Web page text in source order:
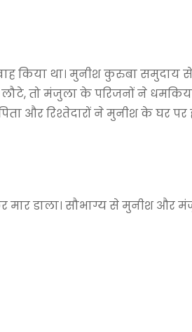
किया था। मुनीश कुरुबा समुदाय
लौटे, तो मंजुला के परिजनों ने
और रिश्तेदारों ने मुनीश के घर
मार डाला। सौभाग्य से मुनीश और